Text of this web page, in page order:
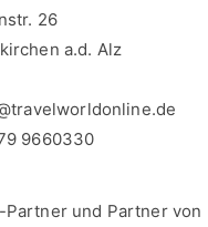
26
a.d. Alz
9660330
Partner und Partner von